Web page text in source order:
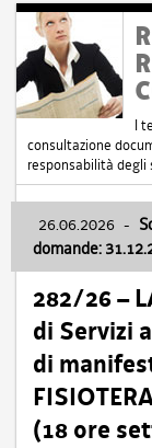
I
consultazione
responsabilità degli
26.06.2026 -
domande:
282/26 –
di Servizi
di
(18 ore